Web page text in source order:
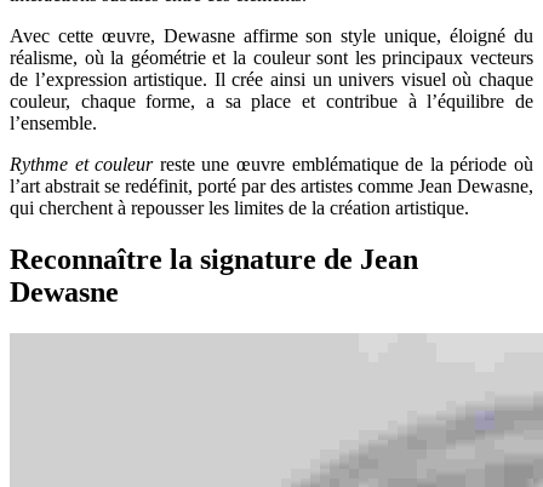
Avec cette œuvre, Dewasne affirme son style unique, éloigné du
réalisme, où la géométrie et la couleur sont les principaux vecteurs
de l’expression artistique. Il crée ainsi un univers visuel où chaque
couleur, chaque forme, a sa place et contribue à l’équilibre de
l’ensemble.
Rythme et couleurreste une œuvre emblématique de la période où
l’art abstrait se redéfinit, porté par des artistes comme Jean Dewasne,
qui cherchent à repousser les limites de la création artistique.
Reconnaître la signature de Jean
Dewasne